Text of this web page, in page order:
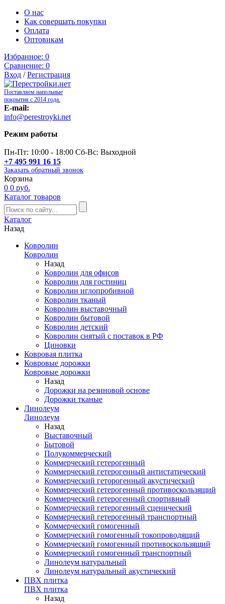
О нас
Как совершать покупки
Оплата
Оптовикам
Избранное: 0
Сравнение: 0
Вход /Регистрация
Поставляем напольные
покрытия с 2014 года.
E-mail:
info@perestroyki.net
Режим работы
Пн-Пт: 10:00 - 18:00 Сб-Вс: Выходной
+7 495 991 16 15
Заказать обратный звонок
Корзина
0 0 руб.
Каталог товаров
Каталог
Назад
Ковролин
Ковролин
Назад
Ковролин для офисов
Ковролин для гостиниц
Ковролин иглопробивной
Ковролин тканый
Ковролин выставочный
Ковролин бытовой
Ковролин детский
Ковролин снятый с поставок в РФ
Циновки
Ковровая плитка
Ковровые дорожки
Ковровые дорожки
Назад
Дорожки на резиновой основе
Дорожки тканые
Линолеум
Линолеум
Назад
Выставочный
Бытовой
Полукоммерческий
Коммерческий гетерогенный
Коммерческий гетерогенный антистатический
Коммерческий геторогенный акустический
Коммерческий гетерогенный противоскользящий
Коммерческий гетерогенный спортивный
Коммерческий гетерогенный сценический
Коммерческий гетерогенный транспортный
Коммерческий гомогенный
Коммерческий гомогенный токопроводящий
Коммерческий гомогенный противоскользящий
Коммерческий гомогенный транспортный
Линолеум натуральный
Линолеум натуральный акустический
ПВХ плитка
ПВХ плитка
Назад